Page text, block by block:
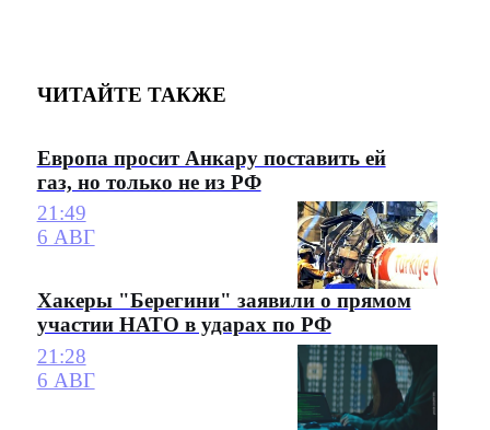
ЧИТАЙТЕ ТАКЖЕ
Европа просит Анкару поставить ей
газ, но только не из РФ
21:49
6 АВГ
Хакеры "Берегини" заявили о прямом
участии НАТО в ударах по РФ
21:28
6 АВГ